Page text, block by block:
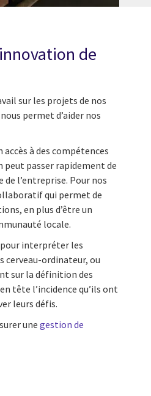
de
sur les projets de nos
permet d’aider nos
à des compétences
passer rapidement de
l’entreprise. Pour nos
qui permet de
en plus d’être un
locale.
interpréter les
cerveau-ordinateur, ou
sur la définition des
tête l’incidence qu’ils ont
leurs défis.
une gestion de